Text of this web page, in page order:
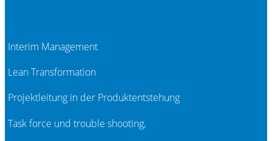
Interim Management
Lean Transformation
Projektleitung in der Produktentstehung
Task force und trouble shooting,